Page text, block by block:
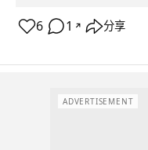
6 1 ↗ 分享
ADVERTISEMENT